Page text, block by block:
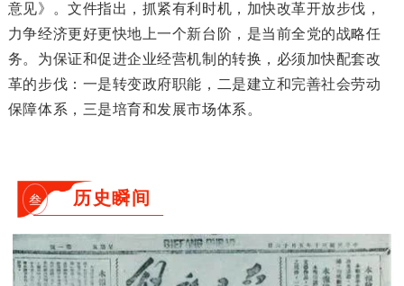
意见》。文件指出，抓紧有利时机，加快改革开放步伐，
力争经济更好更快地上一个新台阶，是当前全党的战略任
务。为保证和促进企业经营机制的转换，必须加快配套改
革的步伐：一是转变政府职能，二是建立和完善社会劳动
保障体系，三是培育和发展市场体系。
叁 历史瞬间